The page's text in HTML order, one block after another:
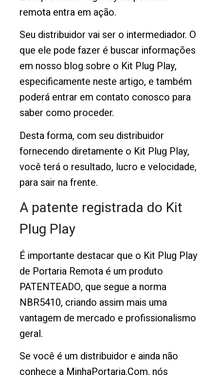
remota entra em ação.
Seu distribuidor vai ser o intermediador. O
que ele pode fazer é buscar informações
em nosso blog sobre o Kit Plug Play,
especificamente neste artigo, e também
poderá entrar em contato conosco para
saber como proceder.
Desta forma, com seu distribuidor
fornecendo diretamente o Kit Plug Play,
você terá o resultado, lucro e velocidade,
para sair na frente.
A patente registrada do Kit
Plug Play
É importante destacar que o Kit Plug Play
de Portaria Remota é um produto
PATENTEADO, que segue a norma
NBR5410, criando assim mais uma
vantagem de mercado e profissionalismo
geral.
Se você é um distribuidor e ainda não
conhece a MinhaPortaria.Com, nós